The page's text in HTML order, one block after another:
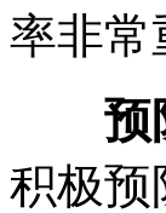
率非常
预
积极预